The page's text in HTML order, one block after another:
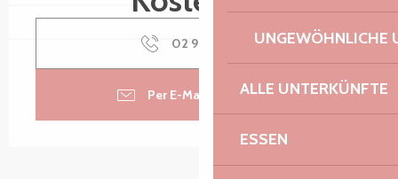
UNGEWÖHNLICHE
ALLE UNTERKÜNFTE
ESSEN
02 96 35 17 ▒▒
Per E-Mail kontaktieren